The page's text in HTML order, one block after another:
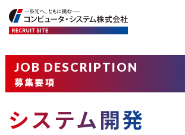
JOB DESCRIPTION
募集要項
システム開発